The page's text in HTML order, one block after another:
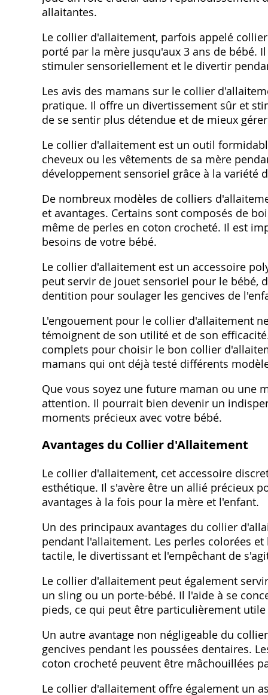
allaitantes.
Le collier d'allaitement, parfois appelé
porté par la mère jusqu'aux 3 ans de bébé.
stimuler sensoriellement et le divertir
Les avis des mamans sur le collier
pratique. Il offre un divertissement sûr et
de se sentir plus détendue et de mieux
Le collier d'allaitement est un outil
cheveux ou les vêtements de sa mère
développement sensoriel grâce à la variété
De nombreux modèles de colliers
et avantages. Certains sont composés de
même de perles en coton crocheté. Il est
besoins de votre bébé.
Le collier d'allaitement est un accessoire
peut servir de jouet sensoriel pour le bébé,
dentition pour soulager les gencives de
L'engouement pour le collier d'allaitement
témoignent de son utilité et de son
complets pour choisir le bon collier
mamans qui ont déjà testé différents
Que vous soyez une future maman ou une
attention. Il pourrait bien devenir un
moments précieux avec votre bébé.
Avantages du Collier d'Allaitement
Le collier d'allaitement, cet accessoire
esthétique. Il s'avère être un allié précieux
avantages à la fois pour la mère et l'enfant.
Un des principaux avantages du collier
pendant l'allaitement. Les perles colorées
tactile, le divertissant et l'empêchant de
Le collier d'allaitement peut également
un sling ou un porte-bébé. Il l'aide à se
pieds, ce qui peut être particulièrement
Un autre avantage non négligeable du
gencives pendant les poussées dentaires.
coton crocheté peuvent être mâchouillées
Le collier d'allaitement offre également un